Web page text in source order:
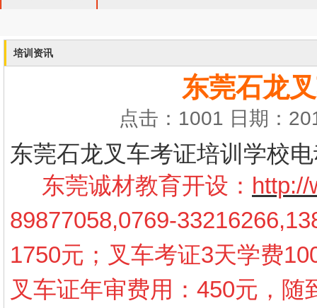
培训资讯
东莞石龙
点击：1001 日期：
东莞石龙叉车考证培训学校
东莞诚材教育开设： http://
89877058,0769-
1750元；叉车考证3天学费
叉车证年审费用：450元，